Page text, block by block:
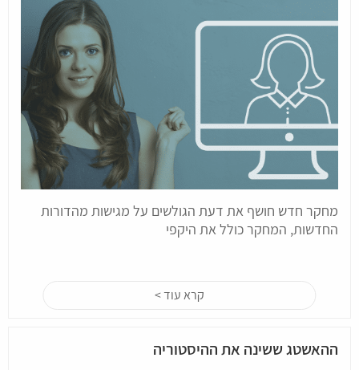
מחקר חדש חושף את דעת הגולשים על מגישות מהדורות
החדשות, המחקר כולל את היקפי
קרא עוד >
ההאשטג ששינה את ההיסטוריה